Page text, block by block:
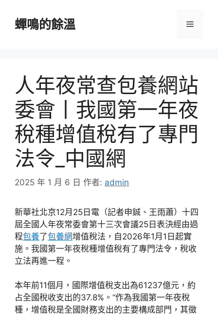
蟬鳴的餘溫 選
人年夜常查包養網站
委會丨我國第一年夜
稅種增值稅有了專門
法令_中國網
2025 年 1 月 6 日 作者: admin
新華社北京12月25日電（記者申鋮、王雨蕭）十四
屆全國人年夜常委會第十三次會議25日表決經由過
程包養了包養網增值稅法，自2026年1月1日起實
施。我國第一年夜稅種增值稅有了專門法令，稅收
立法再進一程。
本年前11個月，國際增值稅支出為61237億元，約
占全國稅收支出的37.8%。“作為我國第一年夜稅
種，增值稅是全國財務支出的主要構成部門，其徵